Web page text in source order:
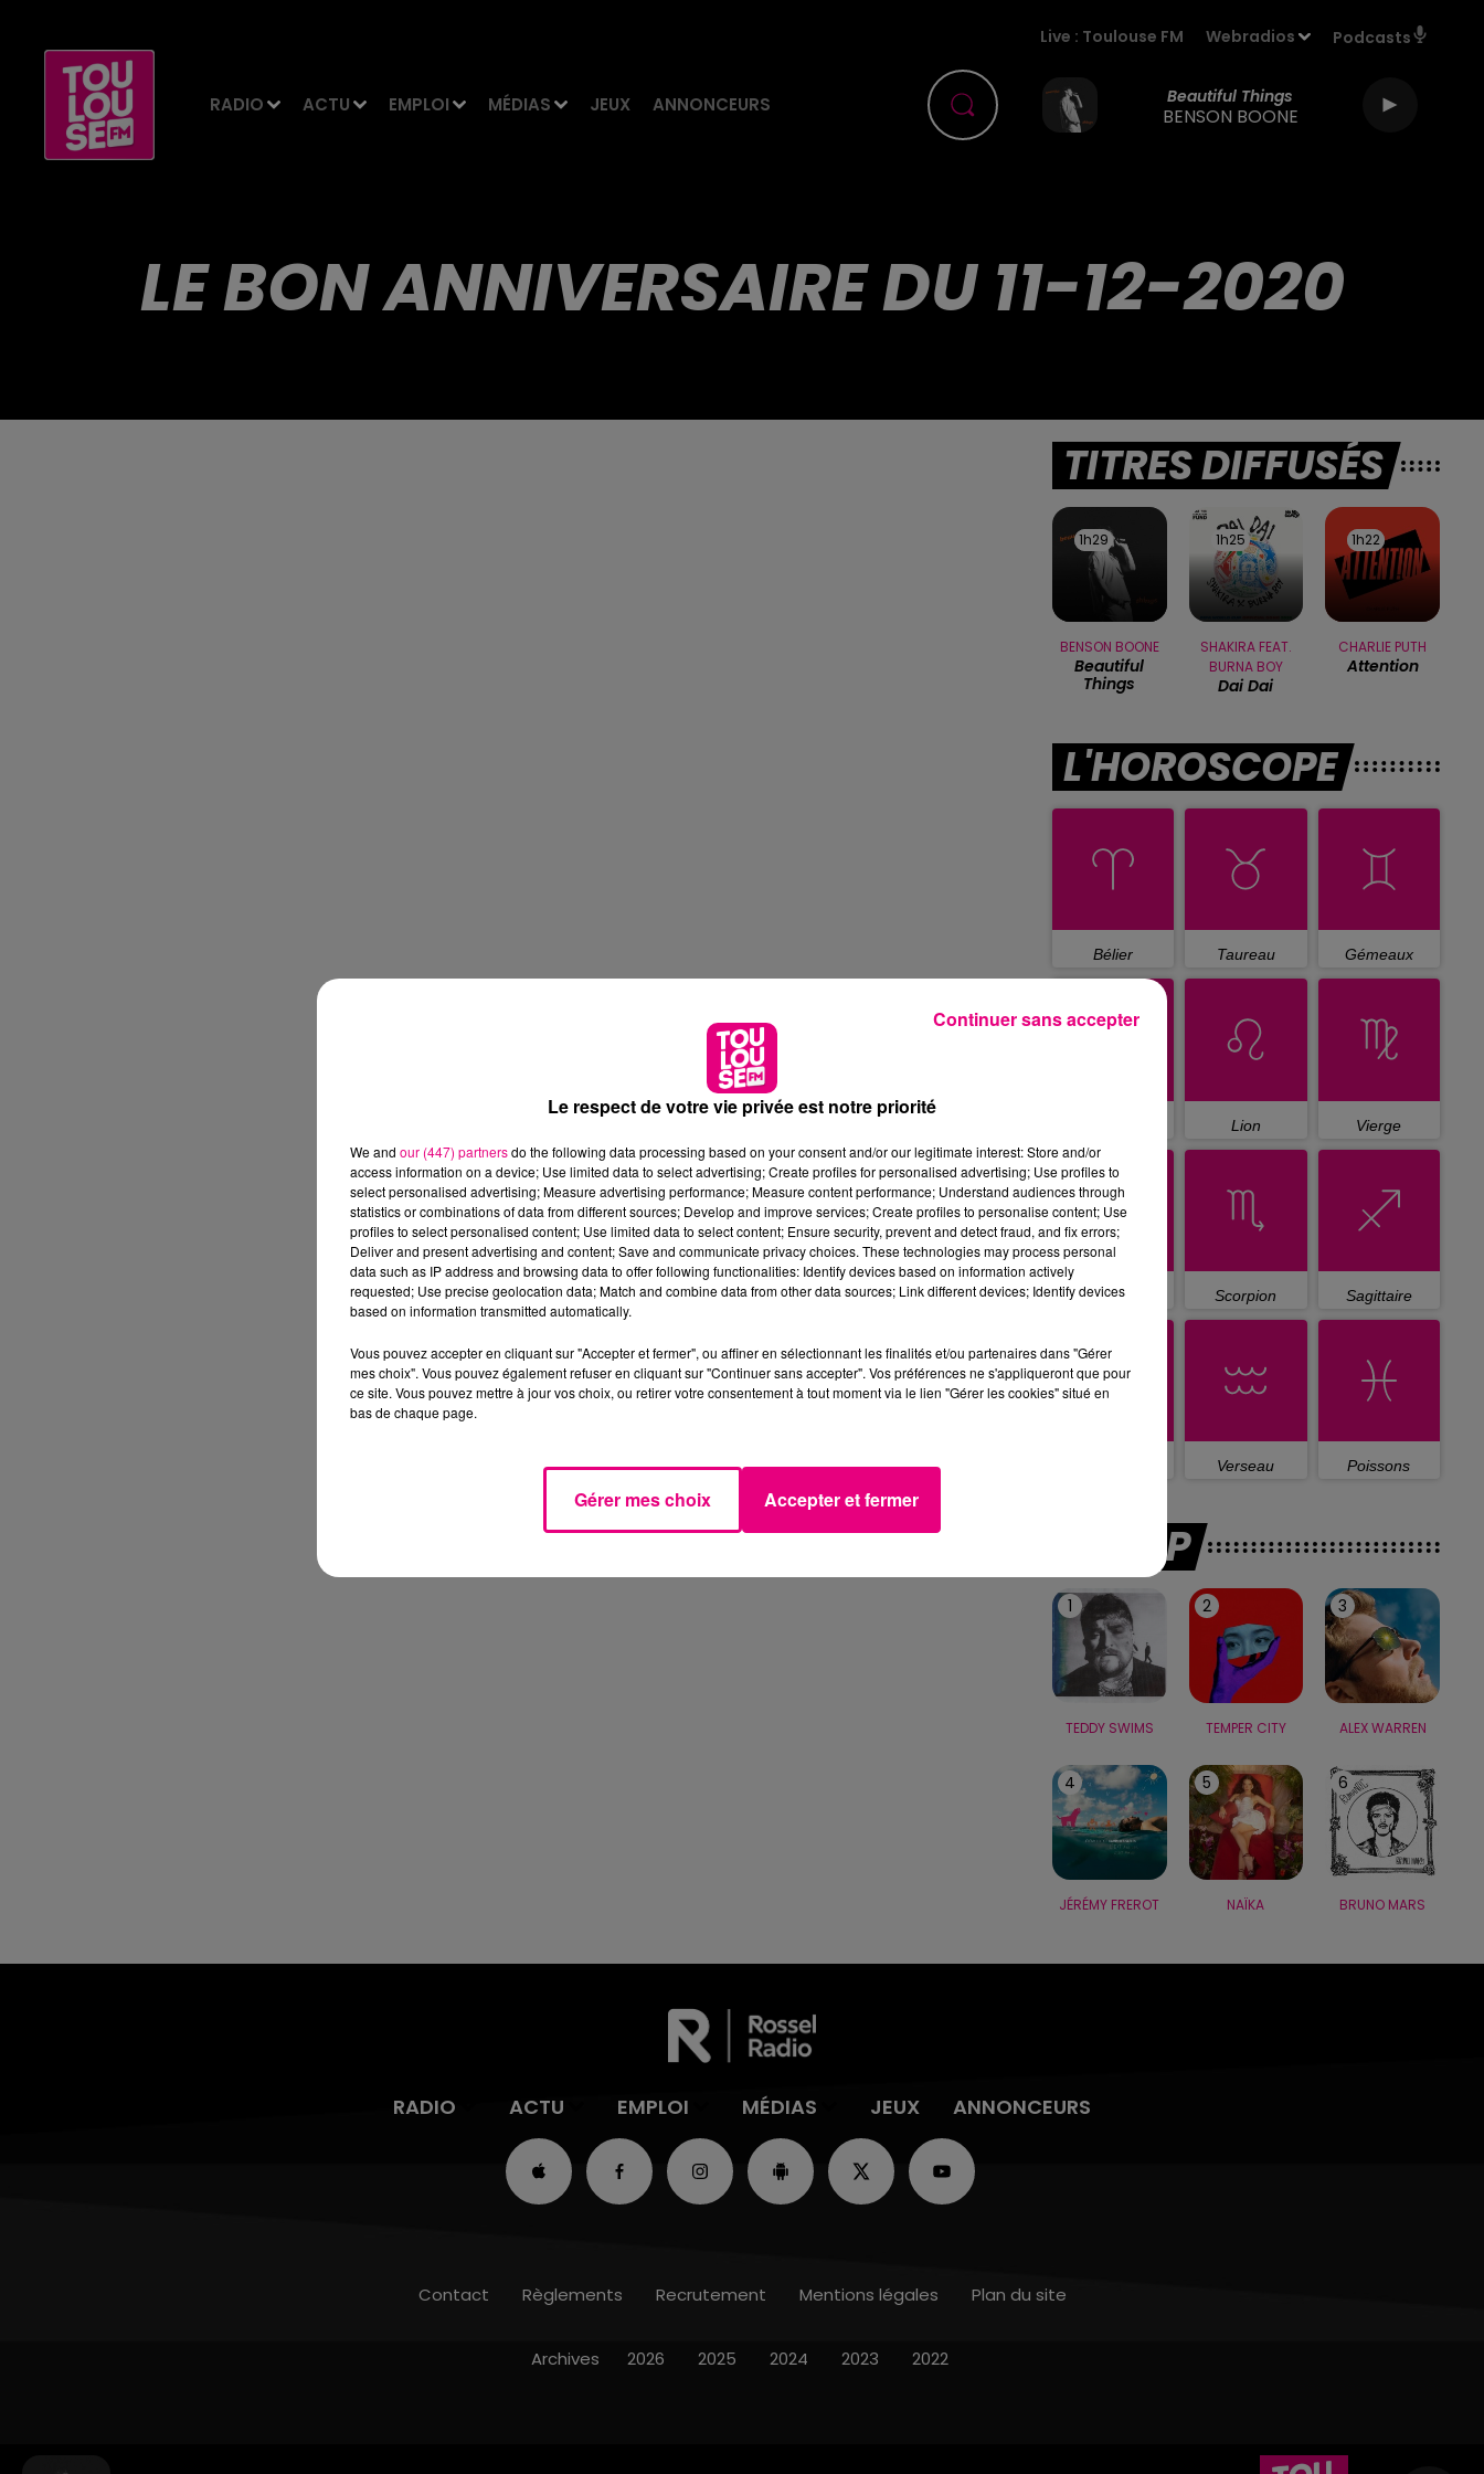
RADIO ACTU EMPLOI MÉDIAS JEUX ANNONCEURS
Live : Toulouse FM Webradios Podcasts
Beautiful Things
BENSON BOONE
LE BON ANNIVERSAIRE DU 11-12-2020
TITRES DIFFUSÉS
1h29
1h29
BENSON BOONE
Beautiful
Things
1h25
1h25
SHAKIRA FEAT.
BURNA BOY
Dai Dai
1h22
1h22
CHARLIE PUTH
Attention
L'HOROSCOPE
Bélier Taureau Gémeaux
Lion Vierge
Balance Scorpion Sagittaire
Verseau Poissons
LE TOP
1
TEDDY SWIMS
2
TEMPER CITY
3
ALEX WARREN
4
JÉRÉMY FREROT
5
NAÏKA
6
BRUNO MARS
RADIO ACTU EMPLOI MÉDIAS JEUX ANNONCEURS
Contact Règlements Recrutement Mentions légales Plan du site
Archives 2026 2025 2024 2023 2022
Le respect de votre vie privée est notre priorité
We and our (447) partnersdo the following data processing based on your consent and/or our legitimate interest: Store and/or
access information on a device; Use limited data to select advertising; Create profiles for personalised advertising; Use profiles to
select personalised advertising; Measure advertising performance; Measure content performance; Understand audiences through
statistics or combinations of data from different sources; Develop and improve services; Create profiles to personalise content; Use
profiles to select personalised content; Use limited data to select content; Ensure security, prevent and detect fraud, and fix errors;
Deliver and present advertising and content; Save and communicate privacy choices. These technologies may process personal
data such as IP address and browsing data to offer following functionalities: Identify devices based on information actively
requested; Use precise geolocation data; Match and combine data from other data sources; Link different devices; Identify devices
based on information transmitted automatically.
Vous pouvez accepter en cliquant sur "Accepter et fermer", ou affiner en sélectionnant les finalités et/ou partenaires dans "Gérer
mes choix". Vous pouvez également refuser en cliquant sur "Continuer sans accepter". Vos préférences ne s'appliqueront que pour
ce site. Vous pouvez mettre à jour vos choix, ou retirer votre consentement à tout moment via le lien "Gérer les cookies" situé en
bas de chaque page.
Gérer mes choix Accepter et fermer
Continuer sans accepter